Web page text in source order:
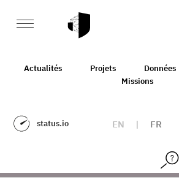
Actualités Projets Données
Missions
status.io EN | FR